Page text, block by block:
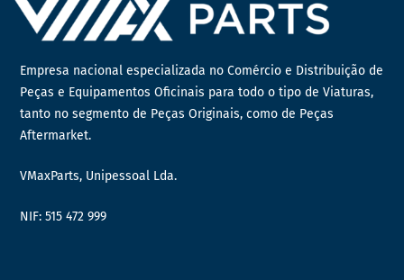
Empresa nacional especializada no Comércio e Distribuição de
Peças e Equipamentos Oficinais para todo o tipo de Viaturas,
tanto no segmento de Peças Originais, como de Peças
Aftermarket.
VMaxParts, Unipessoal Lda.
NIF: 515 472 999